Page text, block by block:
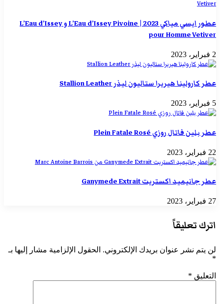
عطور ايسي مياكي 2023 | L’Eau d’Issey Pivoine و L’Eau d’Issey
pour Homme Vetiver
2 فبراير، 2023
عطر كارولينا هيريرا ستاليون ليذر Stallion Leather
5 فبراير، 2023
عطر بلين فاتال روزي Plein Fatale Rosé
22 فبراير، 2023
عطر جانيميد اكستريت Ganymede Extrait
27 فبراير، 2023
اترك تعليقاً
لن يتم نشر عنوان بريدك الإلكتروني. الحقول الإلزامية مشار إليها بـ
*
التعليق *